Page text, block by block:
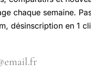
chaque semaine.
désinscription en 1